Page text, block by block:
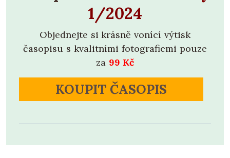
1/2024
Objednejte si krásně vonící výtisk
časopisu s kvalitními fotografiemi pouze
za 99 Kč
KOUPIT ČASOPIS